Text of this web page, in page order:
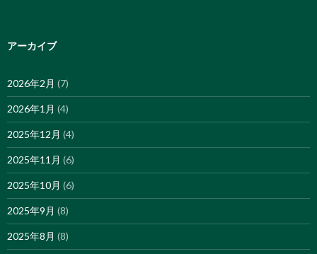
アーカイブ
2026年2月 (7)
2026年1月 (4)
2025年12月 (4)
2025年11月 (6)
2025年10月 (6)
2025年9月 (8)
2025年8月 (8)